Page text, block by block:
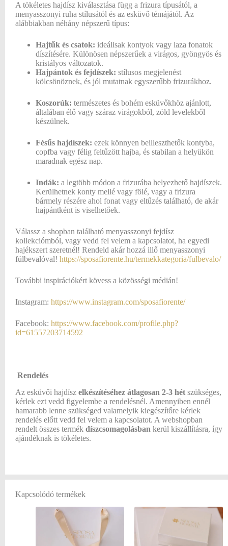
A tökéletes hajdísz kiválasztása függ a frizura típusától, a
menyasszonyi ruha stílusától és az esküvő témájától. Az
alábbiakban néhány népszerű típus:
Hajtűk és csatok: ideálisak kontyok vagy laza fonatok
díszítésére. Különösen népszerűek a virágos, gyöngyös és
kristályos változatok.
Hajpántok és fejdíszek: stílusos megjelenést
kölcsönöznek, és jól mutatnak egyszerűbb frizurákhoz.
Koszorúk: természetes és bohém esküvőkhöz ajánlott,
általában élő vagy száraz virágokból, zöld levelekből
készülnek.
Fésűs hajdíszek: ezek könnyen beilleszthetők kontyba,
copfba vagy félig feltűzött hajba, és stabilan a helyükön
maradnak egész nap.
Indák: a legtöbb módon a frizurába helyezhető hajdíszek.
Kerülhetnek konty mellé vagy fölé, vagy a frizura
bármely részére ahol fonat vagy eltűzés található, de akár
hajpántként is viselhetőek.
Válassz a shopban található menyasszonyi fejdísz
kollekciómból, vagy vedd fel velem a kapcsolatot, ha egyedi
hajékszert szeretnél! Rendeld akár hozzá illő menyasszonyi
fülbevalóval! https://sposafiorente.hu/termekkategoria/fulbevalo/
További inspirációkért kövess a közösségi médián!
Instagram: https://www.instagram.com/sposafiorente/
Facebook: https://www.facebook.com/profile.php?
id=61557203714592
Rendelés
Az esküvői hajdísz elkészítéséhez átlagosan 2-3 hét szükséges,
kérlek ezt vedd figyelembe a rendelésnél. Amennyiben ennél
hamarabb lenne szükséged valamelyik kiegészítőre kérlek
rendelés előtt vedd fel velem a kapcsolatot. A webshopban
rendelt összes termék díszcsomagolásban kerül kiszállításra, így
ajándéknak is tökéletes.
Kapcsolódó termékek